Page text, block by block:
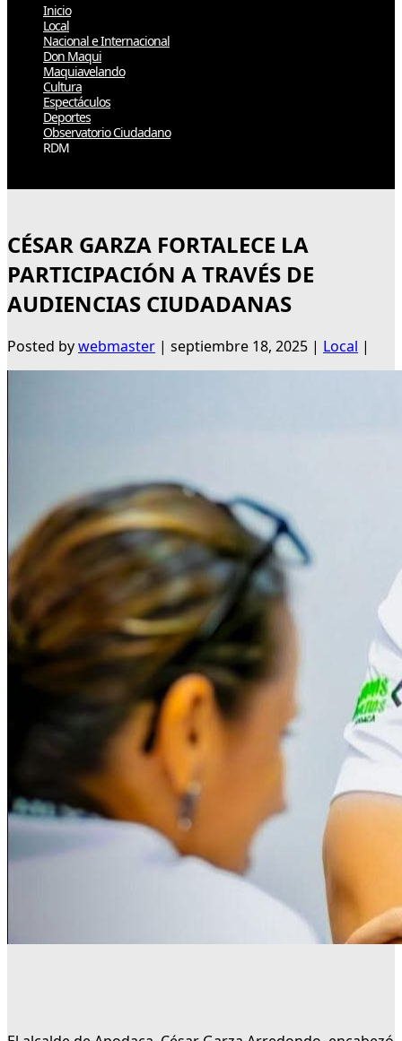
Inicio
Local
Nacional e Internacional
Don Maqui
Maquiavelando
Cultura
Espectáculos
Deportes
Observatorio Ciudadano
RDM
CÉSAR GARZA FORTALECE LA
PARTICIPACIÓN A TRAVÉS DE
AUDIENCIAS CIUDADANAS
Posted bywebmaster | septiembre 18, 2025 | Local |